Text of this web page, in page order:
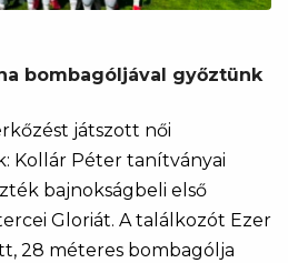
bombagóljával győztünk
játszott női
Kollár Péter tanítványai
bajnokságbeli első
Gloriát. A találkozót Ezer
28 méteres bombagólja